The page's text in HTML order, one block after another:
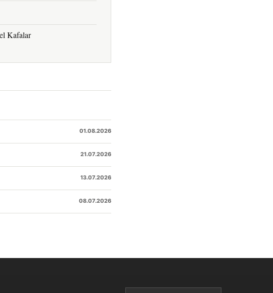
Kafalar
01.08.2026
21.07.2026
13.07.2026
08.07.2026